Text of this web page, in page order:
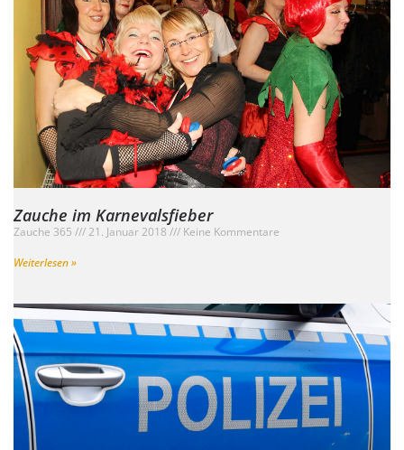
Zauche im Karnevalsfieber
Zauche 365 21. Januar 2018
Keine Kommentare
Weiterlesen »